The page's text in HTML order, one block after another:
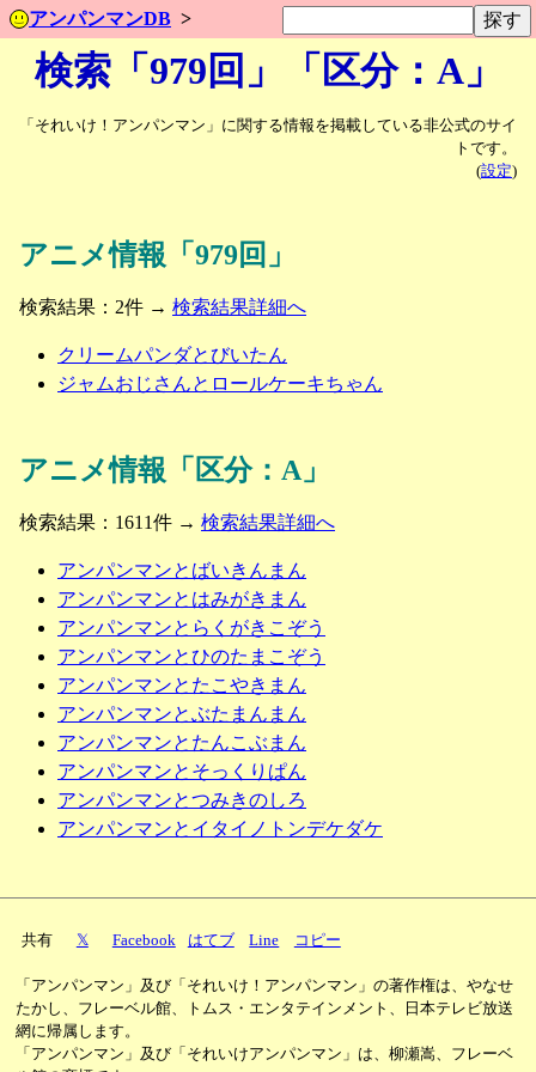
アンパンマンDB
検索「979回」「区分：A」
「それいけ！アンパンマン」に関する情報を掲載している非公式のサイ
トです。
(設定)
アニメ情報「979回」
検索結果：2件 → 検索結果詳細へ
クリームパンダとびいたん
ジャムおじさんとロールケーキちゃん
アニメ情報「区分：A」
検索結果：1611件 → 検索結果詳細へ
アンパンマンとばいきんまん
アンパンマンとはみがきまん
アンパンマンとらくがきこぞう
アンパンマンとひのたまこぞう
アンパンマンとたこやきまん
アンパンマンとぶたまんまん
アンパンマンとたんこぶまん
アンパンマンとそっくりぱん
アンパンマンとつみきのしろ
アンパンマンとイタイノトンデケダケ
共有 𝕏 Facebook はてブ Line コピー
「アンパンマン」及び「それいけ！アンパンマン」の著作権は、やなせ
たかし、フレーベル館、トムス・エンタテインメント、日本テレビ放送
網に帰属します。
「アンパンマン」及び「それいけアンパンマン」は、柳瀬嵩、フレーベ